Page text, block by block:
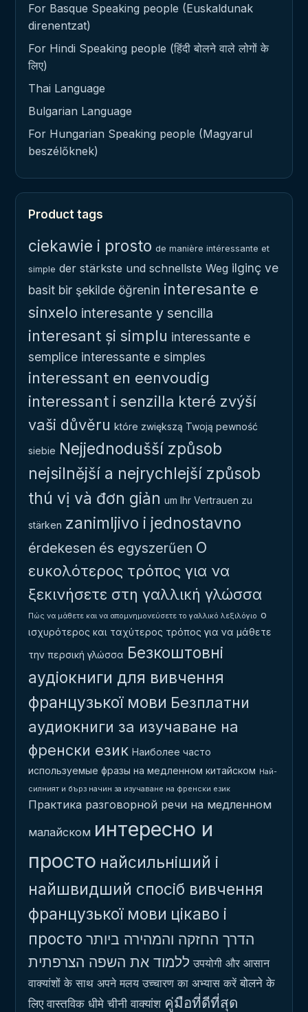
For Basque Speaking people (Euskaldunak
direnentzat)
For Hindi Speaking people (हिंदी बोलने वाले लोगों के
लिए)
Thai Language
Bulgarian Language
For Hungarian Speaking people (Magyarul
beszélőknek)
Product tags
ciekawie i prosto de manière intéressante et
simple der stärkste und schnellste Weg ilginç ve
basit bir şekilde öğrenin interesante e
sinxelo interesante y sencilla
interesant și simplu interessante e
semplice interessante e simples
interessant en eenvoudig
interessant i senzilla které zvýší
vaši důvěru które zwiększą Twoją pewność
siebie Nejjednodušší způsob
nejsilnější a nejrychlejší způsob
thú vị và đơn giản um Ihr Vertrauen zu
stärken zanimljivo i jednostavno
érdekesen és egyszerűen Ο
ευκολότερος τρόπος για να
ξεκινήσετε στη γαλλική γλώσσα
Πώς να μάθετε και να απομνημονεύσετε το γαλλικό λεξιλόγιο ο
ισχυρότερος και ταχύτερος τρόπος για να μάθετε
την περσική γλώσσα Безкоштовні
аудіокниги для вивчення
французької мови Безплатни
аудиокниги за изучаване на
френски език Наиболее часто
используемые фразы на медленном китайском Най-
силният и бърз начин за изучаване на френски език
Практика разговорной речи на медленном
малайском интересно и
просто найсильніший і
найшвидший спосіб вивчення
французької мови цікаво і
просто הדרך החזקה והמהירה ביותר
ללמוד את השפה הצרפתית उपयोगी और आसान
वाक्यांशों के साथ अपने मलय उच्चारण का अभ्यास करें बोलने के
लिए वास्तविक धीमे चीनी वाक्यांश คู่มือที่ดีที่สุด